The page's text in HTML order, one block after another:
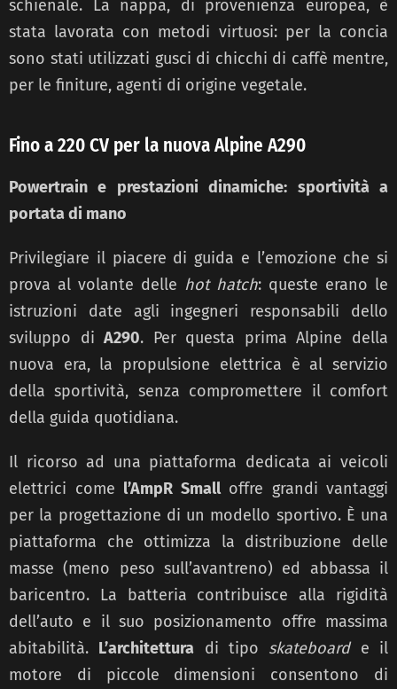
schienale. La nappa, di provenienza europea, è
stata lavorata con metodi virtuosi: per la concia
sono stati utilizzati gusci di chicchi di caffè mentre,
per le finiture, agenti di origine vegetale.
Fino a 220 CV per la nuova Alpine A290
Powertrain e prestazioni dinamiche: sportività a
portata di mano
Privilegiare il piacere di guida e l’emozione che si
prova al volante delle hot hatch: queste erano le
istruzioni date agli ingegneri responsabili dello
sviluppo diA290. Per questa prima Alpine della
nuova era, la propulsione elettrica è al servizio
della sportività, senza compromettere il comfort
della guida quotidiana.
Il ricorso ad una piattaforma dedicata ai veicoli
elettrici come l’AmpR Smalloffre grandi vantaggi
per la progettazione di un modello sportivo. È una
piattaforma che ottimizza la distribuzione delle
masse (meno peso sull’avantreno) ed abbassa il
baricentro. La batteria contribuisce alla rigidità
dell’auto e il suo posizionamento offre massima
abitabilità. L’architettura di tipo skateboarde il
motore di piccole dimensioni consentono di